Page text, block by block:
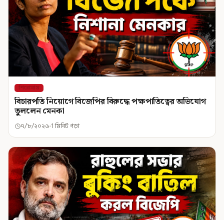
শিরোনাম
বিচারপতি নিয়োগে বিজেপির বিরুদ্ধে পক্ষপাতিত্বের অভিযোগ
তুললেন মেনকা
৭/৮/২০২৬ 1 মিনিট পড়া